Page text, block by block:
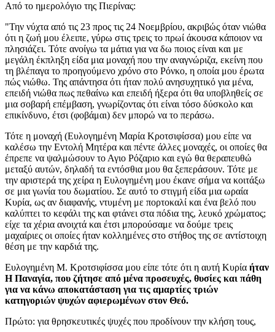
Από το ημερολόγιο της Πιερίνας:
"Την νύχτα από τις 23 προς τις 24 Νοεμβρίου, ακριβώς όταν νιώθα
ότι η ζωή μου έλειπε, γύρω στις τρεις το πρωί άκουσα κάποιον να
πλησιάζει. Τότε ανοίγω τα μάτια για να δω ποιος είναι και με
μεγάλη έκπληξη είδα μια μοναχή που την αναγνώριζα, εκείνη που
τη βλέπαγα το προηγούμενο χρόνο στο Ρόνκο, η οποία μου έρωτα
πώς νιώθω. Της απάντησα ότι ήταν πολύ ανησυχητικό για μένα,
επειδή νιώθα πως πεθαίνω και επειδή ήξερα ότι θα υποβληθείς σε
μια σοβαρή επέμβαση, γνωρίζοντας ότι είναι τόσο δύσκολο και
επικίνδυνο, έτσι (φοβάμαι) δεν μπορώ να το περάσω.
Τότε η μοναχή (Ευλογημένη Μαρία Κροτσιφίσσα) μου είπε να
καλέσω την Εντολή Μητέρα και πέντε άλλες μοναχές, οι οποίες θα
έπρεπε να ψαλμώσουν το Αγιο Ρόζαριο και εγώ θα θεραπευθώ
μεταξύ αυτών, δηλαδή τα εντόσθια μου θα ξεπεράσουν. Τότε με
την αριστερά της χείρα η Ευλογημένη μου έκανε σήμα να κοιτάξω
σε μια γωνία του δωματίου. Σε αυτό το στιγμή είδα μια ωραία
Κυρία, ως αν διαφανής, ντυμένη με πορτοκαλί και ένα βελό που
καλύπτει το κεφάλι της και φτάνει στα πόδια της, λευκό χρώματος;
είχε τα χέρια ανοιχτά και έτσι μπορούσαμε να δούμε τρεις
μαχαίριες οι οποίες ήταν κολλημένες στο στήθος της σε αντίστοιχη
θέση με την καρδιά της.
Ευλογημένη Μ. Κροτσιφίσσα μου είπε τότε ότι η αυτή Κυρία ήταν
Η Παναγία, που ζήτησε από μένα προσευχές, θυσίες και πάθη
για να κάνω αποκατάσταση για τις αμαρτίες τριών
κατηγοριών ψυχών αφιερωμένων στον Θεό.
Πρώτο: για θρησκευτικές ψυχές που προδίνουν την κλήση τους,